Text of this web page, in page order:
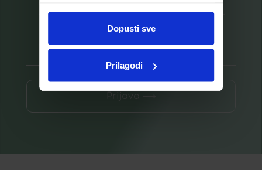
ste upotrebljavali njihove usluge.
Dopusti sve
Prilagodi
Prijavite se na listu za novosti
Prijava ⟶